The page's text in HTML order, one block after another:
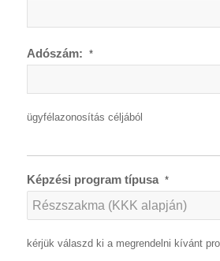
Adószám: *
ügyfélazonosítás céljából
Képzési program típusa *
kérjük válaszd ki a megrendelni kívánt